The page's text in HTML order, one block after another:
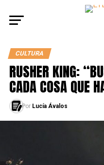
CULTURA
RUSHER KING:
CADA COSA QUE
Por Lucía Ávalos